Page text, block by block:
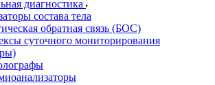
диагностика
состава тела
обратная связь (БОС)
суточного мониторирования